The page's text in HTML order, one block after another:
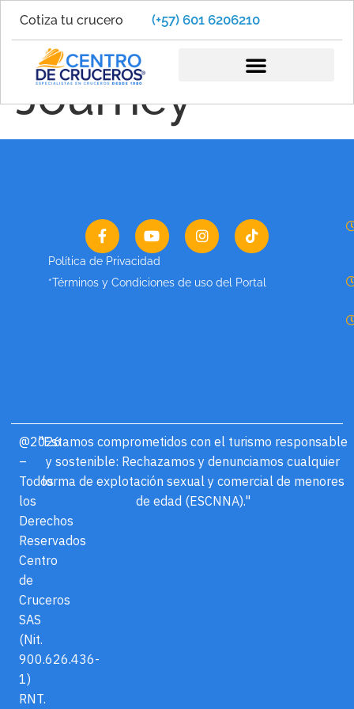
Cotiza tu crucero (+57) 601 6206210
Celestyal
Journey
Política de Privacidad
*Términos y Condiciones de uso del Portal
@2026
–
Todos
los
Derechos
Reservados
Centro
de
Cruceros
SAS
(Nit.
900.626.436-
1)
RNT.
"Estamos comprometidos con el turismo responsable
y sostenible: Rechazamos y denunciamos cualquier
forma de explotación sexual y comercial de menores
de edad (ESCNNA)."